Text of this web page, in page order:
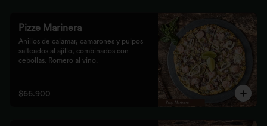
Pizze Marinera
Anillos de calamar, camarones y pulpos
salteados al ajillo, combinados con
cebollas. Romero al vino.
$66.900